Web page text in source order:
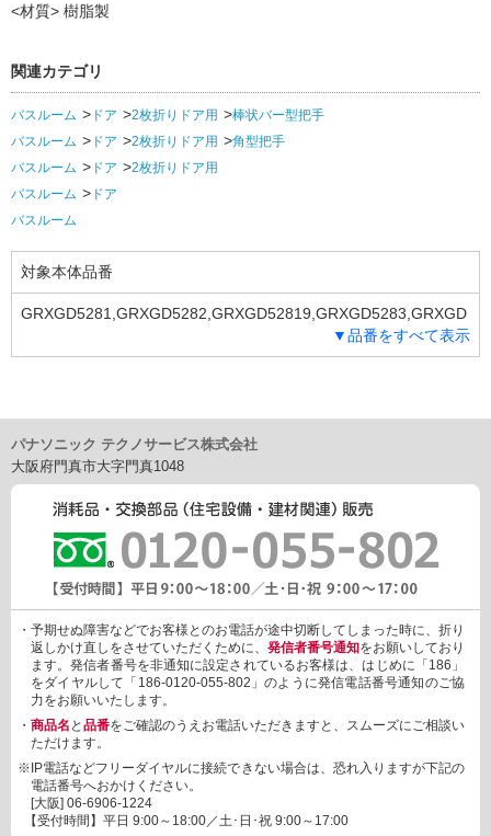
<材質> 樹脂製
関連カテゴリ
バスルーム ドア 2枚折りドア用
棒状バー型把手
バスルーム
ドア 2枚折りドア用
角型把手
バスルーム
ドア
2枚折りドア用
バスルーム
ドア
バスルーム
対象本体品番
GRXGD5281,GRXGD5282,GRXGD52819,GRXGD5283,GRXGD
5284,GRXGD52839,GRXGD5285,GRXGD5255,GRXGD5257,G
RXGD5261,GRXGD5287
▼品番をすべて表示
パナソニック テクノサービス株式会社
大阪府門真市大字門真1048
・予期せぬ障害などでお客様とのお電話が途中切断してしまった時に、折り
返しかけ直しをさせていただくために、 発信者番号通知をお願いしており
ます。発信者番号を非通知に設定されているお客様は、はじめに「186」
をダイヤルして「186-0120-055-802」のように発信電話番号通知のご協
力をお願いいたします。
・ 商品名 と 品番をご確認のうえお電話いただきますと、スムーズにご相談い
ただけます。
※IP電話などフリーダイヤルに接続できない場合は、恐れ入りますが下記の
電話番号へおかけください。
[大阪] 06-6906-1224
【受付時間】平日 9:00～18:00／土･日･祝 9:00～17:00